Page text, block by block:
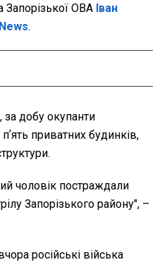
Запорізької ОВА Іван
.
добу окупанти
приватних будинків,
чоловік постраждали
Запорізького району", –
російські війська